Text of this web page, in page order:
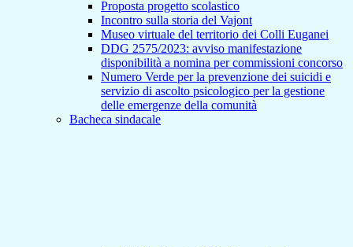
Proposta progetto scolastico
Incontro sulla storia del Vajont
Museo virtuale del territorio dei Colli Euganei
DDG 2575/2023: avviso manifestazione
disponibilità a nomina per commissioni concorso
Numero Verde per la prevenzione dei suicidi e
servizio di ascolto psicologico per la gestione
delle emergenze della comunità
Bacheca sindacale